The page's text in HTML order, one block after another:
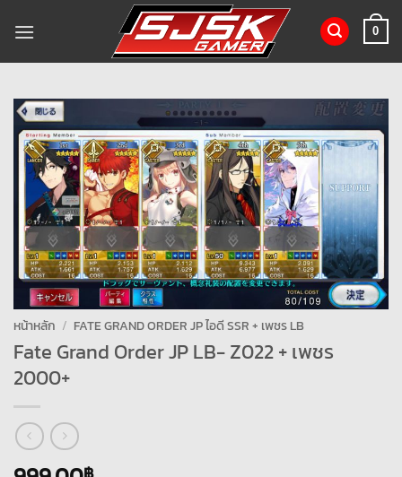
0
หน้าหลัก / FATE GRAND ORDER JP ไอดี SSR + เพชร LB
Fate Grand Order JP LB- Z022 + เพชร
2000+